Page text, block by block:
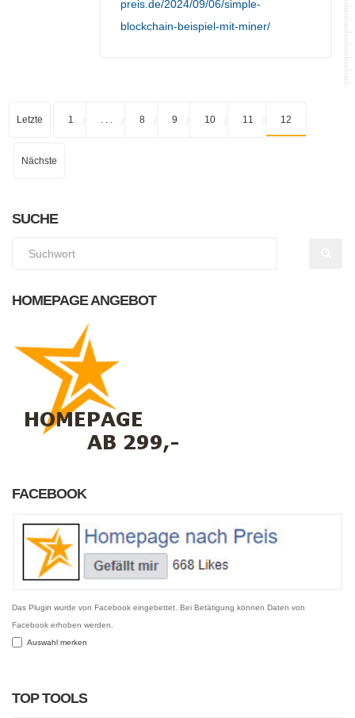
preis.de/2024/09/06/simple-
blockchain-beispiel-mit-miner/
Letzte 1 8 9 10 11 12
Nächste
SUCHE
HOMEPAGE ANGEBOT
FACEBOOK
Das Plugin wurde von Facebook eingebettet. Bei Betätigung können Daten von
Facebook erhoben werden.
Auswahl merken
TOP TOOLS